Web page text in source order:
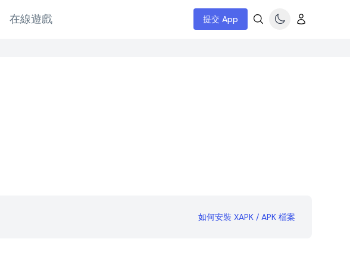
在線遊戲 提交 App
如何安裝 XAPK / APK 檔案